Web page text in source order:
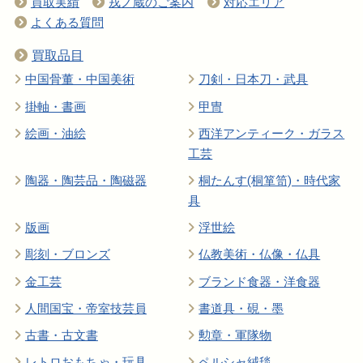
よくある質問
買取品目
中国骨董・中国美術
刀剣・日本刀・武具
掛軸・書画
甲冑
絵画・油絵
西洋アンティーク・ガラス
工芸
陶器・陶芸品・陶磁器
桐たんす(桐箪笥)・時代家
具
版画
浮世絵
彫刻・ブロンズ
仏教美術・仏像・仏具
金工芸
ブランド食器・洋食器
人間国宝・帝室技芸員
書道具・硯・墨
古書・古文書
勲章・軍隊物